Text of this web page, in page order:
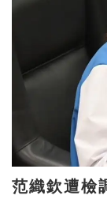
范織欽遭檢